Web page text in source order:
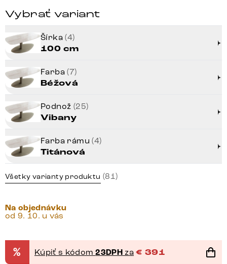
Vybrať variant
Šírka(4)
100 cm
Farba(7)
Béžová
Podnož (25)
Vibany
Farba rámu(4)
Titánová
Všetky varianty produktu (81)
Na objednávku
od 9. 10. u vás
% Kúpiť s kódom23DPH za € 391